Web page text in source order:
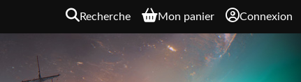
Recherche Mon panier Connexion